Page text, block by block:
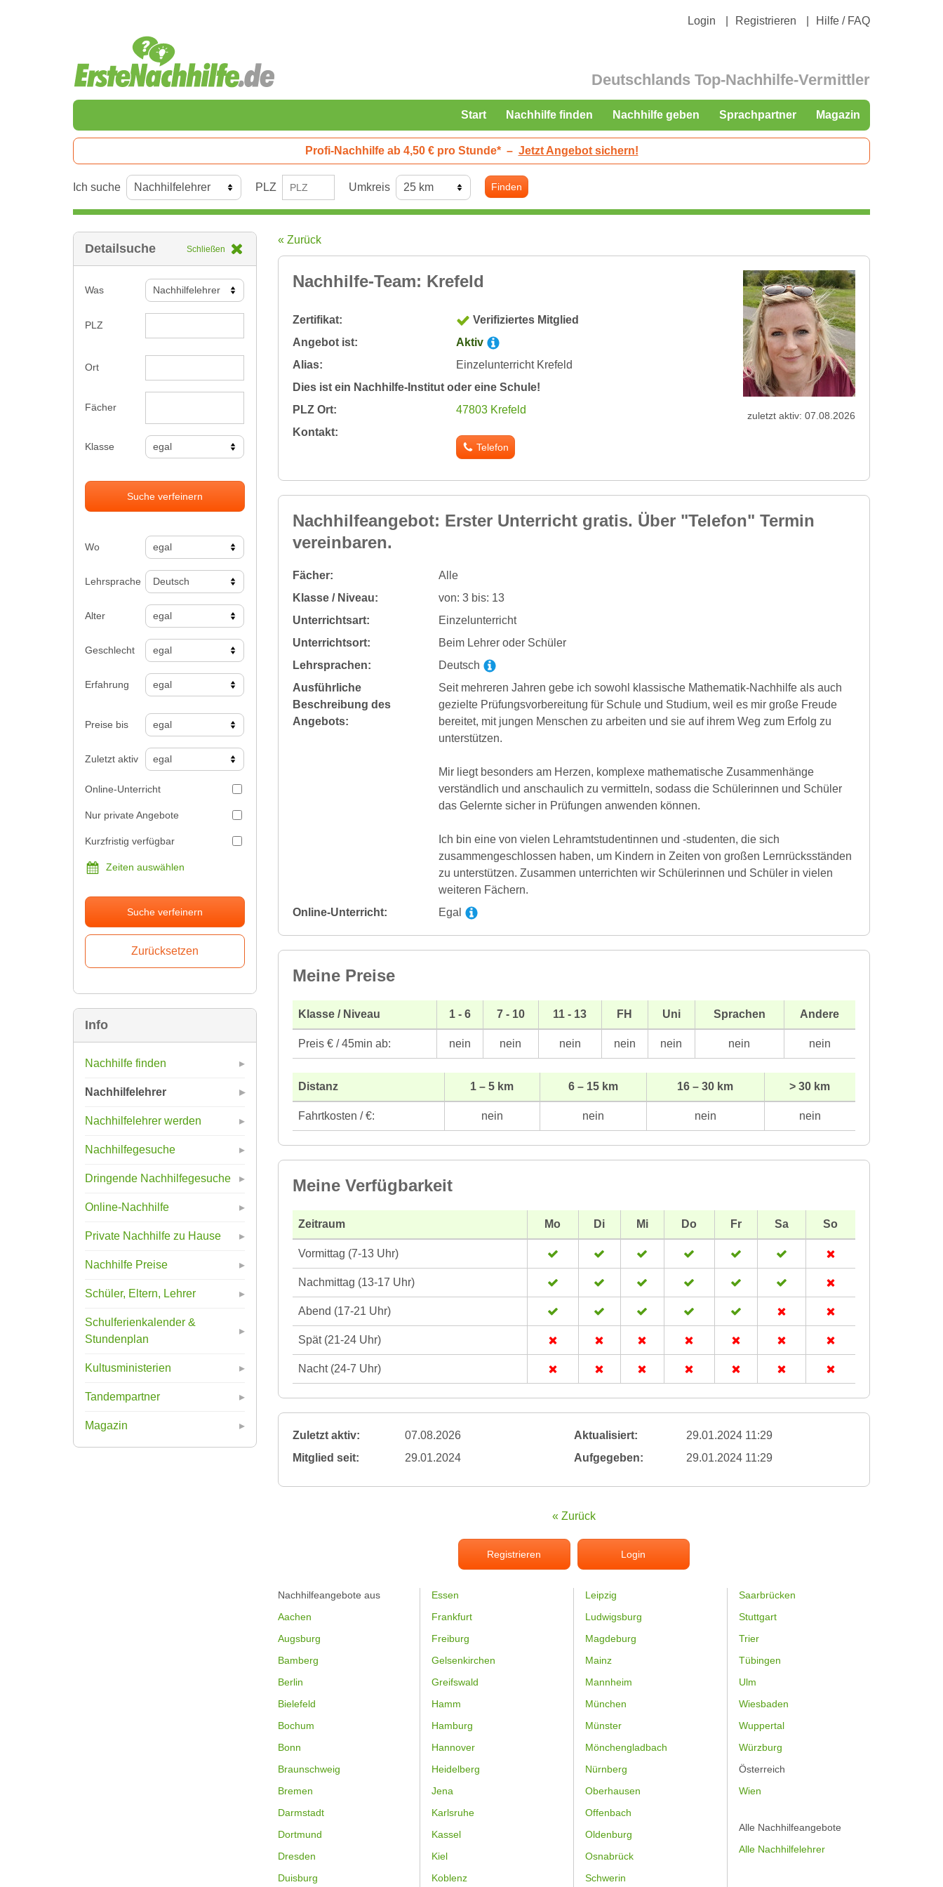
Login Registrieren Hilfe / FAQ
Deutschlands Top-Nachhilfe-Vermittler
Start Nachhilfe finden Nachhilfe geben Sprachpartner Magazin
Profi-Nachhilfe ab 4,50 € pro Stunde* – Jetzt Angebot sichern!
Ich suche PLZ Umkreis Finden
Detailsuche Schließen
Was
PLZ
Ort
Fächer
Klasse
Suche verfeinern
Wo
Lehrsprache
Alter
Geschlecht
Erfahrung
Preise bis
Zuletzt aktiv
Online-Unterricht
Nur private Angebote
Kurzfristig verfügbar
Zeiten auswählen
Suche verfeinern
Info
Nachhilfe finden
Nachhilfelehrer
Nachhilfelehrer werden
Nachhilfegesuche
Dringende Nachhilfegesuche
Online-Nachhilfe
Private Nachhilfe zu Hause
Nachhilfe Preise
Schüler, Eltern, Lehrer
Schulferienkalender &
Stundenplan
Kultusministerien
Tandempartner
Magazin
« Zurück
Nachhilfe-Team: Krefeld
Zertifikat:
Verifiziertes Mitglied
Angebot ist:
Aktiv
Alias:
Einzelunterricht Krefeld
Dies ist ein Nachhilfe-Institut oder eine Schule!
PLZ Ort:
47803 Krefeld
Kontakt:
Telefon
zuletzt aktiv: 07.08.2026
Nachhilfeangebot: Erster Unterricht gratis. Über "Telefon" Termin
vereinbaren.
Fächer:
Alle
Klasse / Niveau:
von: 3 bis: 13
Unterrichtsart:
Einzelunterricht
Unterrichtsort:
Beim Lehrer oder Schüler
Lehrsprachen:
Deutsch
Ausführliche
Beschreibung des
Angebots:
Seit mehreren Jahren gebe ich sowohl klassische Mathematik-Nachhilfe als auch
gezielte Prüfungsvorbereitung für Schule und Studium, weil es mir große Freude
bereitet, mit jungen Menschen zu arbeiten und sie auf ihrem Weg zum Erfolg zu
unterstützen.
Mir liegt besonders am Herzen, komplexe mathematische Zusammenhänge
verständlich und anschaulich zu vermitteln, sodass die Schülerinnen und Schüler
das Gelernte sicher in Prüfungen anwenden können.
Ich bin eine von vielen Lehramtstudentinnen und -studenten, die sich
zusammengeschlossen haben, um Kindern in Zeiten von großen Lernrücksständen
zu unterstützen. Zusammen unterrichten wir Schülerinnen und Schüler in vielen
weiteren Fächern.
Online-Unterricht:
Egal
Meine Preise
Klasse / Niveau 1 - 6 7 - 10 11 - 13 FH Uni Sprachen Andere
Preis € / 45min ab: nein nein nein nein nein nein nein
Distanz 1 – 5 km 6 – 15 km 16 – 30 km > 30 km
Fahrtkosten / €: nein nein nein nein
Meine Verfügbarkeit
Zeitraum Mo Di Mi Do Fr Sa So
Vormittag (7-13 Uhr)
Nachmittag (13-17 Uhr)
Abend (17-21 Uhr)
Spät (21-24 Uhr)
Nacht (24-7 Uhr)
Zuletzt aktiv: 07.08.2026 Aktualisiert:
29.01.2024 11:29
Mitglied seit:
29.01.2024 Aufgegeben: 29.01.2024 11:29
« Zurück
Registrieren Login
Nachhilfeangebote aus
Aachen
Augsburg
Bamberg
Berlin
Bielefeld
Bochum
Bonn
Braunschweig
Bremen
Darmstadt
Dortmund
Dresden
Duisburg
Essen
Frankfurt
Freiburg
Gelsenkirchen
Greifswald
Hamm
Hamburg
Hannover
Heidelberg
Jena
Karlsruhe
Kassel
Kiel
Koblenz
Leipzig
Ludwigsburg
Magdeburg
Mainz
Mannheim
München
Münster
Mönchengladbach
Nürnberg
Oberhausen
Offenbach
Oldenburg
Osnabrück
Schwerin
Saarbrücken
Stuttgart
Trier
Tübingen
Ulm
Wiesbaden
Wuppertal
Würzburg
Österreich
Wien
Alle Nachhilfeangebote
Alle Nachhilfelehrer